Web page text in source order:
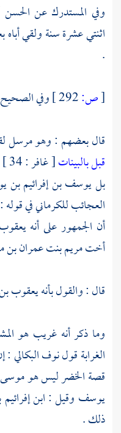
وفي المستدرك عن الحسن
اثنتي عشرة سنة ولقي أباه
.
[ص: وفي
قال بعضهم : وهو مرسل
قبل بالبينات[ غافر : 34 ] . وقيل : ليس هو
بليوسف بن إفرائيم
العجائبللكرمانيفي قوله :
أن الجمهور على أنه
أختمريم بنت عمران بن
قال : والقول بأنهيعقوب
وما ذكر أنه غريب هو
الغرابة قولنوف البكالي:
قصةالخضرليس هو
يوسف وقيل :ابن
ذلك .